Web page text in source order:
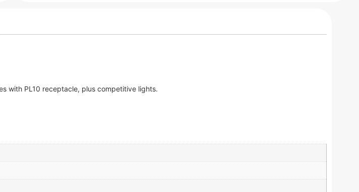
with PL10 receptacle, plus competitive lights.